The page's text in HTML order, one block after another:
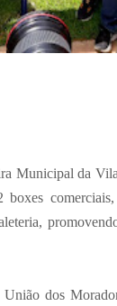
Municipal da
dos